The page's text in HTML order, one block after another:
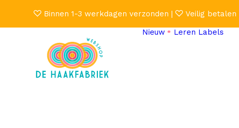
Binnen 1-3 werkdagen verzonden | Veilig betalen
Nieuw
Leren Labels